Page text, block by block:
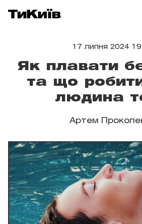
17 липня 2024
Як плавати
та що
людина
Артем